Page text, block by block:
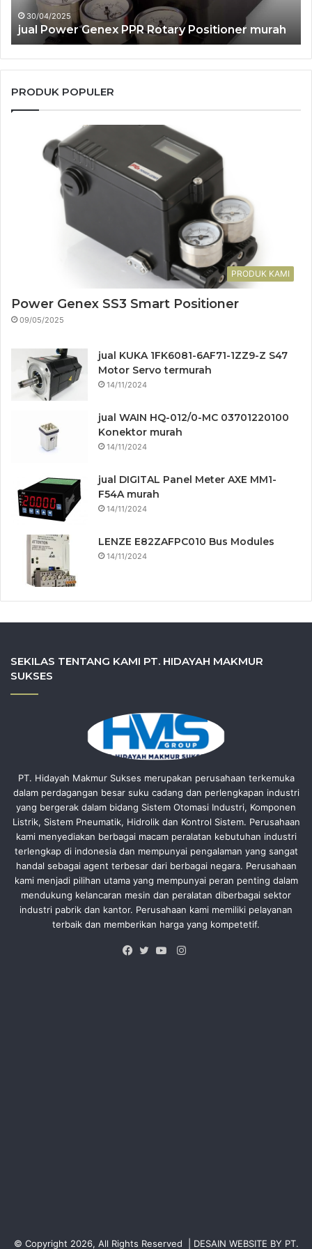
jual Power Genex RSS2R Smart Positioner
murah
PRODUK POPULER
PRODUK KAMI
Power Genex SS3 Smart Positioner
09/05/2025
jual KUKA 1FK6081-6AF71-1ZZ9-Z S47
Motor Servo termurah
14/11/2024
jual WAIN HQ-012/0-MC 03701220100
Konektor murah
14/11/2024
jual DIGITAL Panel Meter AXE MM1-
F54A murah
14/11/2024
LENZE E82ZAFPC010 Bus Modules
14/11/2024
SEKILAS TENTANG KAMI PT. HIDAYAH MAKMUR
SUKSES
PT. Hidayah Makmur Sukses merupakan perusahaan terkemuka
dalam perdagangan besar suku cadang dan perlengkapan industri
yang bergerak dalam bidang Sistem Otomasi Industri, Komponen
Listrik, Sistem Pneumatik, Hidrolik dan Kontrol Sistem. Perusahaan
kami menyediakan berbagai macam peralatan kebutuhan industri
terlengkap di indonesia dan mempunyai pengalaman yang sangat
handal sebagai agent terbesar dari berbagai negara. Perusahaan
kami menjadi pilihan utama yang mempunyai peran penting dalam
mendukung kelancaran mesin dan peralatan diberbagai sektor
industri pabrik dan kantor. Perusahaan kami memiliki pelayanan
terbaik dan memberikan harga yang kompetetif.
Instagram
© Copyright 2026, All Rights Reserved | DESAIN WEBSITE BY PT.